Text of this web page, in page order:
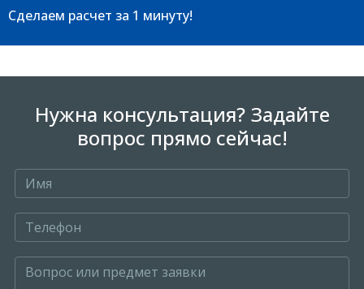
Сделаем расчет за 1 минуту!
Нужна консультация? Задайте
вопрос прямо сейчас!